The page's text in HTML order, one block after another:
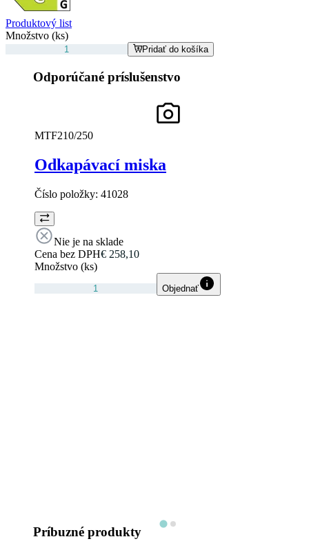
Produktový list
Množstvo (ks)
Pridať do košíka
Odporúčané príslušenstvo
MTF210/250
Odkapávací miska
Číslo položky: 41028
Nie je na sklade
Cena bez DPH€ 258,10
Množstvo (ks)
Objednať
Príbuzné produkty